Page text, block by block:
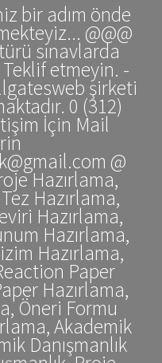
bir adım önde
@@@
sınavlarda
Teklif etmeyin. -
şirketi
0 (312)
İçin Mail
@
Hazırlama,
Hazırlama,
Hazırlama,
Hazırlama,
Hazırlama,
Paper
Hazırlama,
Öneri Formu
Akademik
Danışmanlık